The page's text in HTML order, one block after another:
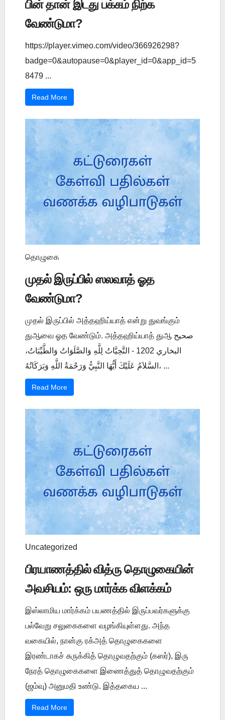
பின் தான் இடது பக்கம் நிற்க
வேண்டுமா?
https://player.vimeo.com/video/366926298?
badge=0&autopause=0&player_id=0&app_id=5
8479 ...
Read More
தொழுகை
முதல் இருப்பில் ஸலவாத் ஓத
வேண்டுமா?
முதல் இருப்பில் அத்தஹிய்யாத் என்று துவங்கும்
துஆவை ஓத வேண்டும். அத்தஹிய்யாத் துஆ صحيح
البخاري 1202 - التَّحِيَّاتُ لِلَّهِ وَالصَّلَوَاتُ وَالطَّيِّبَاتُ،
السَّلاَمُ عَلَيْكَ أَيُّهَا النَّبِيُّ وَرَحْمَةُ اللَّهِ وَبَرَكَاتُهُ، ...
Read More
Uncategorized
பிரயாணத்தில் வித்ரு தொழுகையின்
அவசியம்: ஒரு மார்க்க விளக்கம்
இஸ்லாமிய மார்க்கம் பயணத்தில் இருப்பவர்களுக்கு
பல்வேறு சலுகைகளை வழங்கியுள்ளது. அந்த
வகையில், நான்கு ரக்அத் தொழுகைகளை
இரண்டாகச் சுருக்கித் தொழுவதற்கும் (கஸர்), இரு
நேரத் தொழுகைகளை இணைத்துத் தொழுவதற்கும்
(ஜம்வு) அனுமதி உண்டு. இத்தகைய ...
Read More